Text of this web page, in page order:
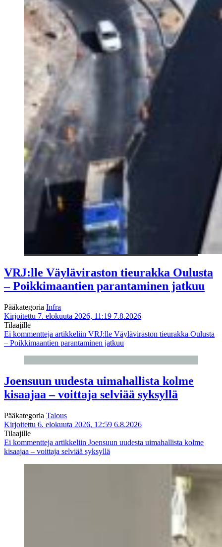
VRJ:lle Väyläviraston tieurakka Oulusta
– Poikkimaantien parantaminen jatkuu
Pääkategoria Infra
Kirjoitettu 7. elokuuta 2026, 11:19 7.8.2026
Tilaajille
Ei kommentteja artikkeliin VRJ:lle Väyläviraston tieurakka Oulusta
– Poikkimaantien parantaminen jatkuu
Joensuun uudesta uimahallista kolme
kisaajaa – voittaja selviää syksyllä
Pääkategoria Talous
Kirjoitettu 6. elokuuta 2026, 12:59 6.8.2026
Tilaajille
Ei kommentteja artikkeliin Joensuun uudesta uimahallista kolme
kisaajaa – voittaja selviää syksyllä